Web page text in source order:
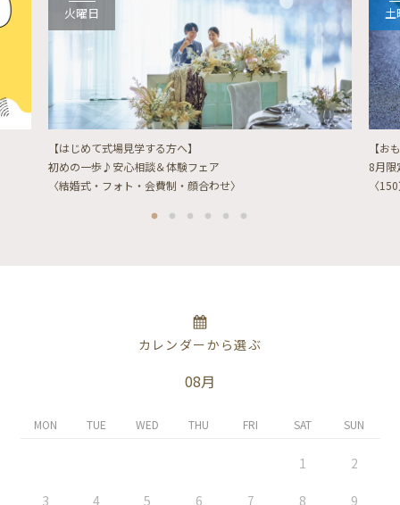
火曜日
【はじめて式場見学する方へ】
初めの一歩♪安心相談＆体験フェア
〈結婚式・フォト・会費制・顔合わせ〉
土
【お
8月限
〈
カレンダーから選ぶ
08月
MON TUE WED THU FRI SAT SUN
1 2
3 4 5 6 7 8 9